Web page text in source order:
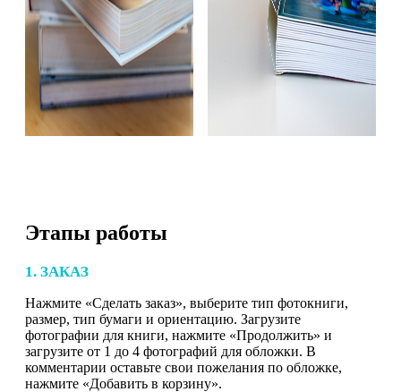
Этапы работы
1. ЗАКАЗ
Нажмите «Сделать заказ», выберите тип фотокниги,
размер, тип бумаги и ориентацию. Загрузите
фотографии для книги, нажмите «Продолжить» и
загрузите от 1 до 4 фотографий для обложки. В
комментарии оставьте свои пожелания по обложке,
нажмите «Добавить в корзину».